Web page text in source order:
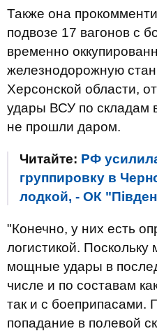
Также она
подвозе 17 вагонов с
временно
железнодорожную
Херсонской области,
удары ВСУ по складам
не прошли даром.
Читайте: РФ
группировку в
лодкой, - ОК
"Конечно, у них есть
логистикой.
мощные удары в
числе и по составам
так и с боеприпасами.
попадание в полевой